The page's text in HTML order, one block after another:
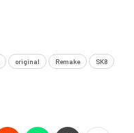
original Remake SK8